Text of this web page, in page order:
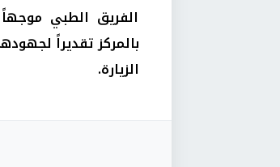
الفريق الطبي
بالمركز تقديراً
الزيارة.